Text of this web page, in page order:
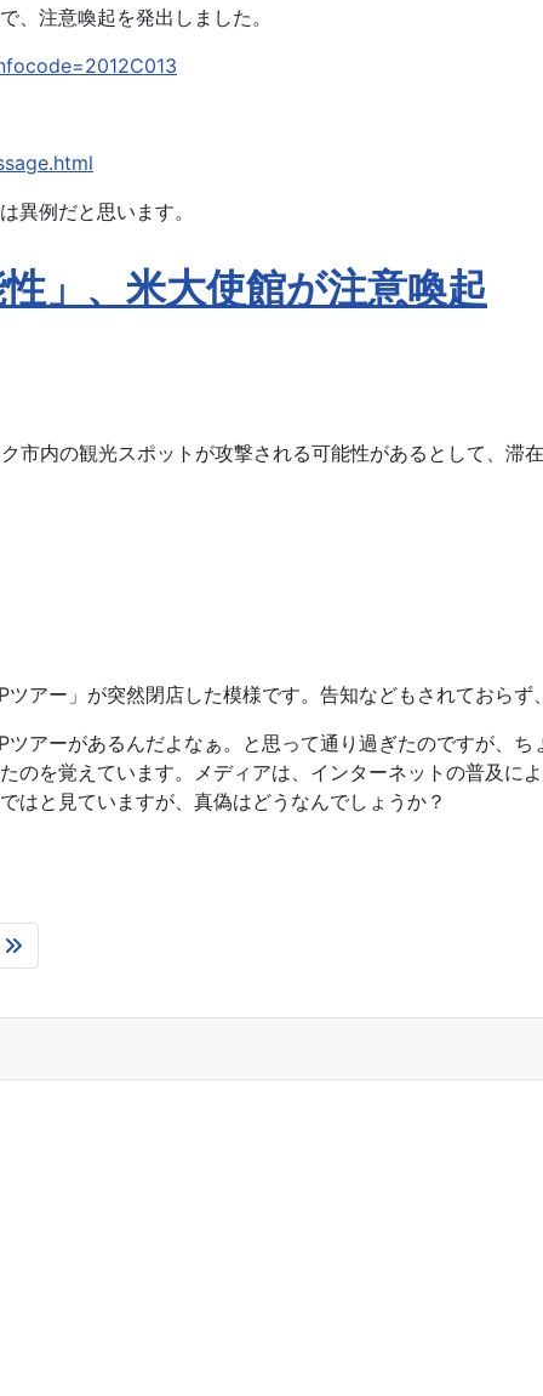
、注意喚起を発出しました。
異例だと思います。
」、米大使館が注意喚起
内の観光スポットが攻撃される可能性があるとして、滞
アー」が突然閉店した模様です。告知などもされておらず
アーがあるんだよなぁ。と思って通り過ぎたのですが、
のを覚えています。メディアは、インターネットの普及に
はと見ていますが、真偽はどうなんでしょうか？